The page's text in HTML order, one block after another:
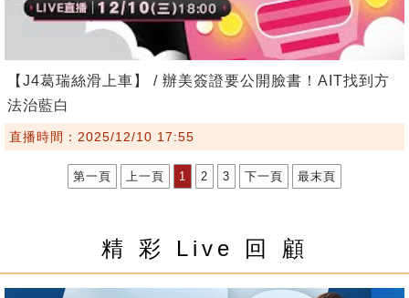
【J4葛瑞絲滑上車】 / 辦美簽證要公開臉書！AIT找到方
法治藍白
直播時間：2025/12/10 17:55
第一頁 上一頁 1 2 3 下一頁 最末頁
精 彩 Live 回 顧